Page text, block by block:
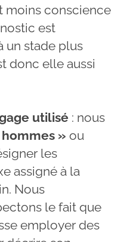
moins conscience
est
un stade plus
donc elle aussi
utilisé : nous
» ou
les
assigné à la
Nous
le fait que
employer des